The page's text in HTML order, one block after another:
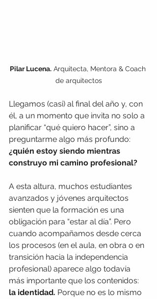
Pilar Lucena. Arquitecta, Mentora & Coach
de arquitectos
Llegamos (casi) al final del año y, con
él, a un momento que invita no solo a
planificar “qué quiero hacer”, sino a
preguntarme algo más profundo:
¿quién estoy siendo mientras
construyo mi camino profesional?
A esta altura, muchos estudiantes
avanzados y jóvenes arquitectos
sienten que la formación es una
obligación para “estar al día”. Pero
cuando acompañamos desde cerca
los procesos (en el aula, en obra o en
transición hacia la independencia
profesional) aparece algo todavía
más importante que los contenidos:
la identidad. Porque no es lo mismo